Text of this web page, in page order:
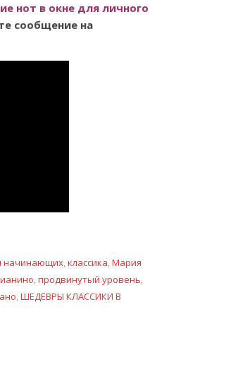
нот в окне для личного
сообщение на
начинающих,классика,Мария
,продвинутый уровень,
,ШЕДЕВРЫ КЛАССИКИ В